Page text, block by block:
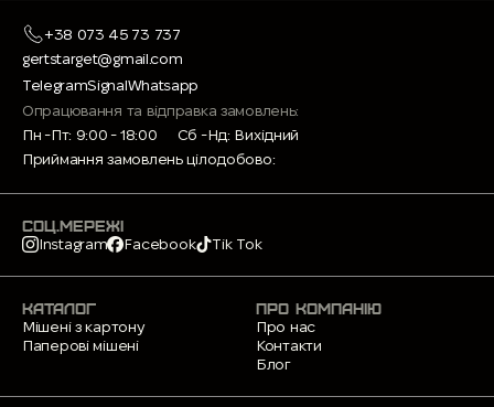
+38 073 45 73 737
gertstarget@gmail.com
TelegramSignalWhatsapp
Опрацювання та відправка замовлень:
Пн -Пт: 9:00 - 18:00
Сб -Нд: Вихідний
Приймання замовлень цілодобово:
СОЦ.МЕРЕЖІ
Instagram
Facebook Tik Tok
КАТАЛОГ
Мішені з картону
Паперові мішені
ПРО КОМПАНІЮ
Про нас
Контакти
Блог